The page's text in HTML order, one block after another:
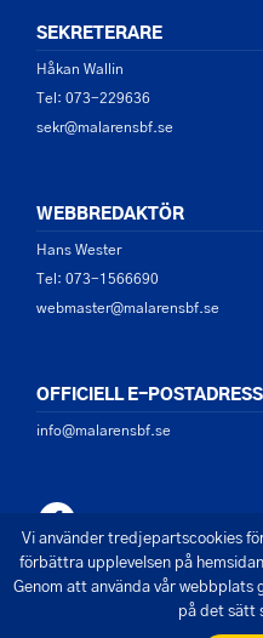
SEKRETERARE
Håkan Wallin
Tel: 073-229636
sekr@malarensbf.se
WEBBREDAKTÖR
Hans Wester
Tel: 073-1566690
webmaster@malarensbf.se
OFFICIELL E-POSTADRESS
info@malarensbf.se
© 2026 - Mälarens
Vi använder tredjepartscookies
förbättra upplevelsen på
Genom att använda vår webbplats
på det sätt